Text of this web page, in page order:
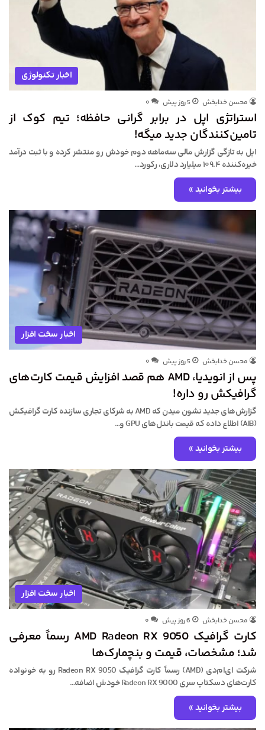
اخبار تکنولوژی
محسن خدابخش 5 روز پیش ۰
استراتژی اپل در برابر گرانی حافظه؛ تیم کوک از
تامین‌کنندگان جدید میگه!
اپل به تازگی گزارش مالی سه‌ماهه دوم خودش رو منتشر کرده و با ثبت درآمد
خیره‌کننده ۱۰۹.۴ میلیارد دلاری، رکورد…
بیشتر بخوانید »
اخبار سخت افزار
محسن خدابخش 5 روز پیش ۰
پس از انویدیا، AMD هم قصد افزایش قیمت کارت‌های
گرافیکش رو داره!
گزارش‌های جدید نشون میدن که AMD به شرکای تجاری سازنده کارت گرافیکش
(AIB) اطلاع داده که قیمت باندل‌های GPU و…
بیشتر بخوانید »
اخبار سخت افزار
محسن خدابخش 6 روز پیش ۰
کارت گرافیک AMD Radeon RX 9050 رسماً معرفی
شد؛ مشخصات، قیمت و بنچمارک‌ها
شرکت ای‌ام‌دی (AMD) رسماً کارت گرافیک Radeon RX 9050 رو به خونواده
کارت‌های دسکتاپ سری Radeon RX 9000 خودش اضافه…
بیشتر بخوانید »